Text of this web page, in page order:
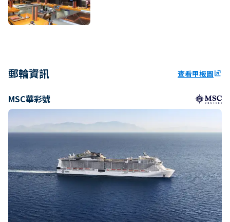
郵輪資訊 查看甲板圖ungroup
MSC華彩號